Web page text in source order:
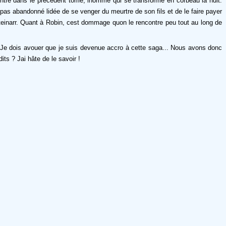
abandonné lidée de se venger du meurtre de son fils et de le faire payer
Quant à Robin, cest dommage quon le rencontre peu tout au long de
Je dois avouer que je suis devenue accro à cette saga... Nous avons donc
? Jai hâte de le savoir !